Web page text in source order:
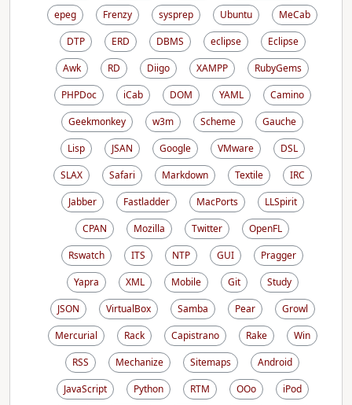
epeg
Frenzy sysprep Ubuntu
MeCab
DTP
ERD DBMS eclipse
Eclipse
Awk
RD Diigo XAMPP
RubyGems
PHPDoc
iCab DOM YAML
Camino
Geekmonkey
w3m Scheme
Gauche
Lisp
JSAN Google VMware
DSL
SLAX
Safari Markdown Textile
IRC
Jabber
Fastladder MacPorts
LLSpirit
CPAN
Mozilla Twitter
OpenFL
Rswatch
ITS NTP GUI
Pragger
Yapra
XML Mobile Git
Study
JSON
VirtualBox Samba Pear
Growl
Mercurial
Rack Capistrano Rake
Win
RSS
Mechanize Sitemaps
Android
JavaScript
Python RTM OOo
iPod